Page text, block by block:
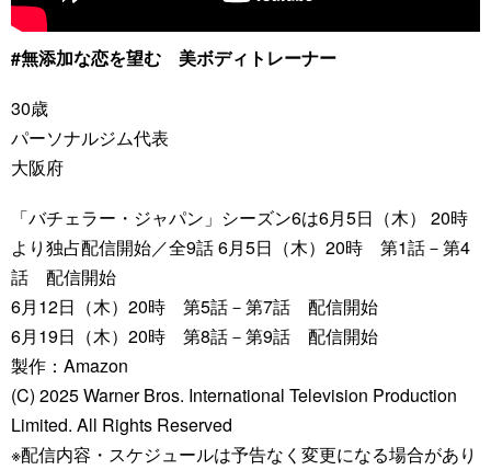
#無添加な恋を望む 美ボディトレーナー
30歳
パーソナルジム代表
大阪府
「バチェラー・ジャパン」シーズン6は6月5日（木） 20時
より独占配信開始／全9話 6月5日（木）20時 第1話－第4
話 配信開始
6月12日（木）20時 第5話－第7話 配信開始
6月19日（木）20時 第8話－第9話 配信開始
製作：Amazon
(C) 2025 Warner Bros. International Television Production
Limited. All Rights Reserved
※配信内容・スケジュールは予告なく変更になる場合があり